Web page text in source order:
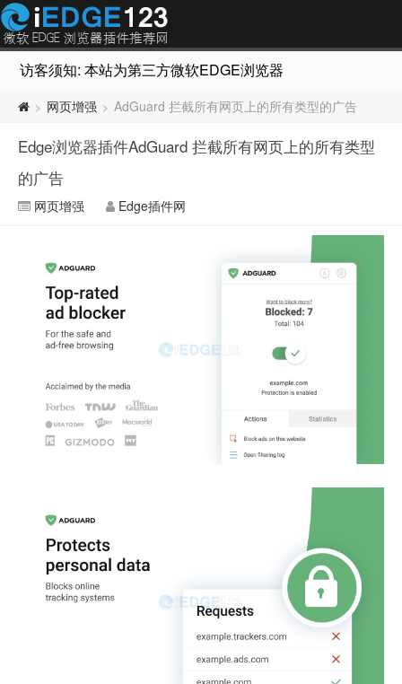
访客须知: 本站为第三方微软EDGE浏览器插件推荐网站，
> 网页增强 > AdGuard 拦截所有网页上的所有类型的广告
Edge浏览器插件AdGuard 拦截所有网页上的所有类型
的广告
网页增强 Edge插件网